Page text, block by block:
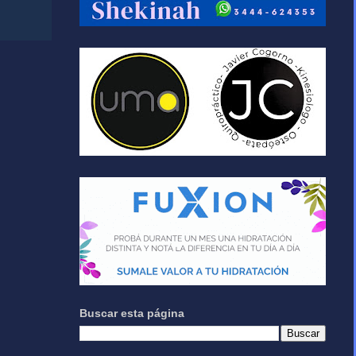
Buscar esta página